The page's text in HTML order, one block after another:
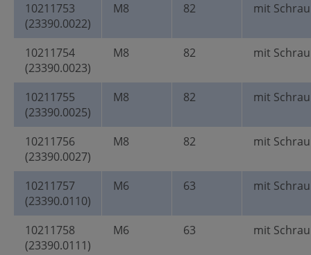
10211753
(23390.0022)
M8 82 mit
10211754
(23390.0023)
M8 82 mit
10211755
(23390.0025)
M8 82 mit
10211756
(23390.0027)
M8 82 mit
10211757
(23390.0110)
M6 63 mit
10211758
(23390.0111)
M6 63 mit